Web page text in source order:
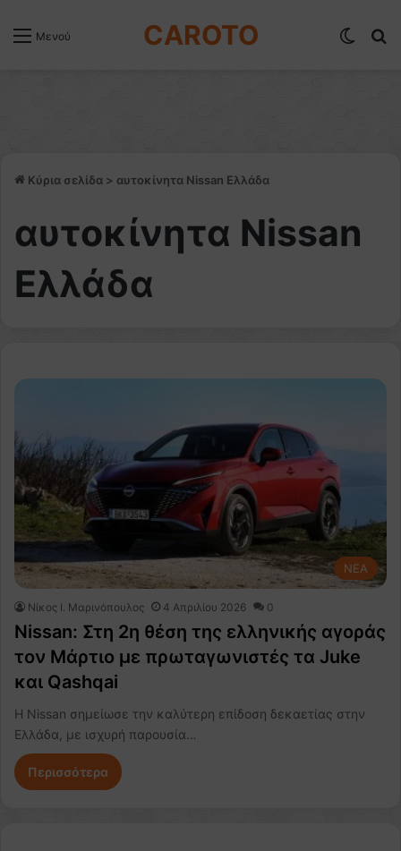
Μενού CAROTO
Κύρια σελίδα > αυτοκίνητα Nissan Ελλάδα
αυτοκίνητα Nissan
Ελλάδα
NEA
Nίκος Ι. Mαρινόπουλος 4 Απριλίου 2026 0
Nissan: Στη 2η θέση της ελληνικής αγοράς
τον Μάρτιο με πρωταγωνιστές τα Juke
και Qashqai
Η Nissan σημείωσε την καλύτερη επίδοση δεκαετίας στην
Ελλάδα, με ισχυρή παρουσία…
Περισσότερα